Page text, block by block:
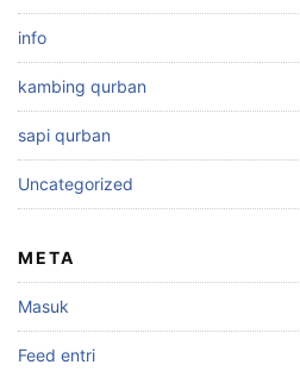
info
kambing qurban
sapi qurban
Uncategorized
META
Masuk
Feed entri